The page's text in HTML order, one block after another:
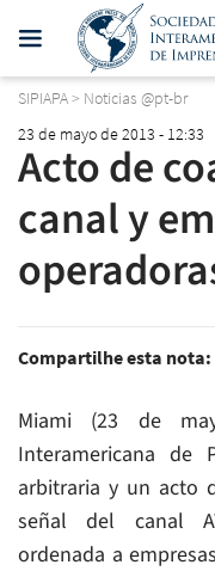
SIPIAPA> Noticias @pt-br
23 de mayo de 2013 - 12:33
Acto de
canal y
Compartilhe esta nota:
Miami (23 de
Interamericana de
arbitraria y un acto
señal del canal
ordenada a